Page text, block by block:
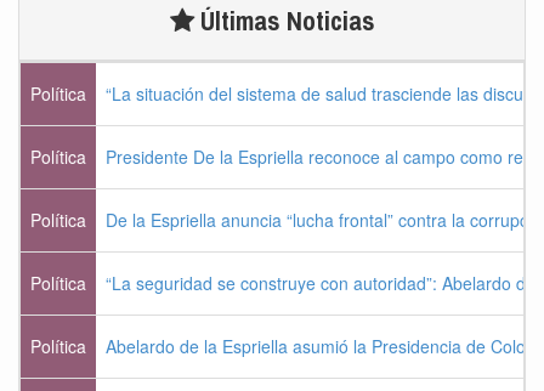
Últimas Noticias
Política “La situación del sistema de salud trasciende las
Política Presidente De la Espriella reconoce al campo como
Política De la Espriella anuncia “lucha frontal” contra la
Política “La seguridad se construye con autoridad”: Abelardo de
Política Abelardo de la Espriella asumió la Presidencia de